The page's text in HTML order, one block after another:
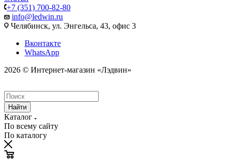
+7 (351) 700-82-80
info@ledwin.ru
Челябинск, ул. Энгельса, 43, офис 3
Вконтакте
WhatsApp
2026 © Интернет-магазин «Лэдвин»
Найти
Каталог
По всему сайту
По каталогу